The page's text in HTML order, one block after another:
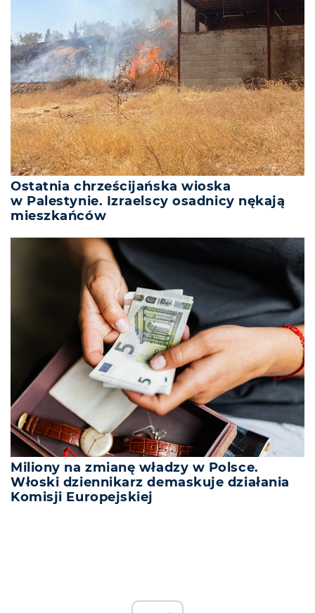
Ostatnia chrześcijańska wioska
w Palestynie. Izraelscy osadnicy nękają
mieszkańców
Miliony na zmianę władzy w Polsce.
Włoski dziennikarz demaskuje działania
Komisji Europejskiej